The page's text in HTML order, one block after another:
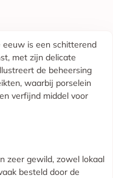
eeuw is een schitterend
met zijn delicate
de beheersing
waarbij porselein
verfijnd middel voor
zeer gewild, zowel lokaal
besteld door de